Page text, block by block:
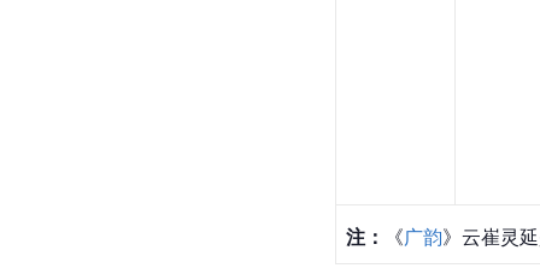
注： 《广韵》云崔灵